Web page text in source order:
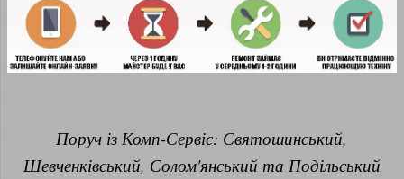
Поруч із Комп-Сервіс: Святошинський,
Шевченківський, Солом'янський та Подільський